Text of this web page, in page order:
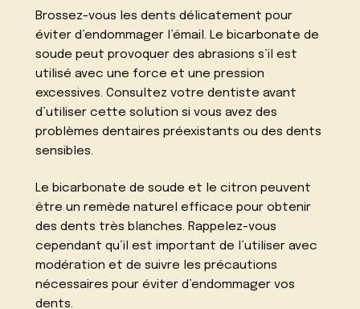
Brossez-vous les dents délicatement pour
éviter d’endommager l’émail. Le bicarbonate de
soude peut provoquer des abrasions s’il est
utilisé avec une force et une pression
excessives. Consultez votre dentiste avant
d’utiliser cette solution si vous avez des
problèmes dentaires préexistants ou des dents
sensibles.
Le bicarbonate de soude et le citron peuvent
être un remède naturel efficace pour obtenir
des dents très blanches. Rappelez-vous
cependant qu’il est important de l’utiliser avec
modération et de suivre les précautions
nécessaires pour éviter d’endommager vos
dents.